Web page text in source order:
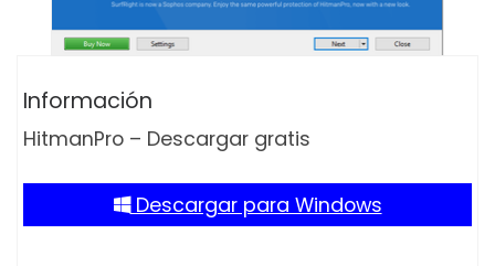
Información
HitmanPro – Descargar gratis
Descargar para Windows